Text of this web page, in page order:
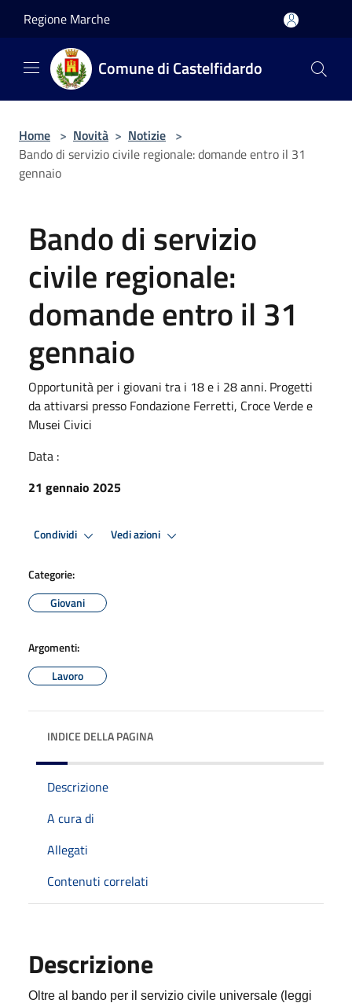
Regione Marche
Comune di Castelfidardo
Home > Novità > Notizie >
Bando di servizio civile regionale: domande entro il 31
gennaio
Bando di servizio
civile regionale:
domande entro il 31
gennaio
Opportunità per i giovani tra i 18 e i 28 anni. Progetti
da attivarsi presso Fondazione Ferretti, Croce Verde e
Musei Civici
Data :
21 gennaio 2025
Condividi Vedi azioni
Categorie:
Giovani
Argomenti:
Lavoro
INDICE DELLA PAGINA
Descrizione
A cura di
Allegati
Contenuti correlati
Descrizione
Oltre al bando per il servizio civile universale (leggi